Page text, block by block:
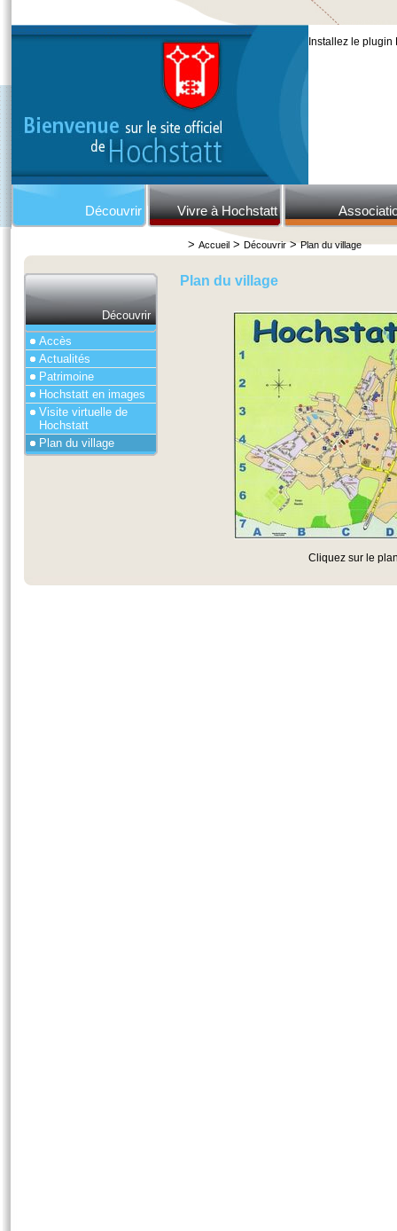
Installez le
Découvrir Vivre à Hochstatt
> Accueil> Découvrir>Plan du village
Découvrir
Accès
Actualités
Patrimoine
Hochstatt en images
Visite virtuelle de
Hochstatt
Plan du village
Plan du village
Cliquez sur le